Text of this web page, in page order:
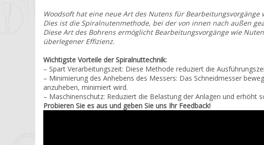
Woodsoft hat eine neue Art des Nutens für
Dies ist die Spiralnutenmethode, bei der von innen nach außen
Diese Art des Bohrens ermöglicht Bearbeitungsvorgänge wie
überlegener Effizienz.
Wichtigste Vorteile der Spiralnuttechnik:
– Spart Verarbeitungszeit: Diese Methode reduziert die
– Minimierung des Anhebens des Messers: Das Schneidmesser
anzuheben, minimiert wird.
– Maschinenschutz: Reduziert die Belastung der Anlagen und erhöht
Probieren Sie es aus und geben Sie uns Ihr Feedback!